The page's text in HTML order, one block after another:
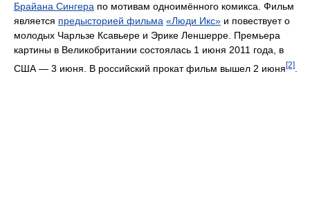
Брайана Сингера по мотивам одноимённого комикса. Фильм
является предысторией фильма «Люди Икс» и повествует о
молодых Чарльзе Ксавьере и Эрике Леншерре. Премьера
картины в Великобритании состоялась 1 июня 2011 года, в
США — 3 июня. В российский прокат фильм вышел 2 июня[2]